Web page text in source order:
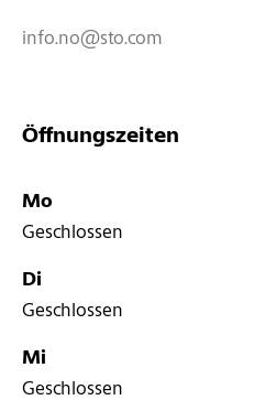
info.no@sto.com
Öffnungszeiten
Mo
Geschlossen
Di
Geschlossen
Mi
Geschlossen